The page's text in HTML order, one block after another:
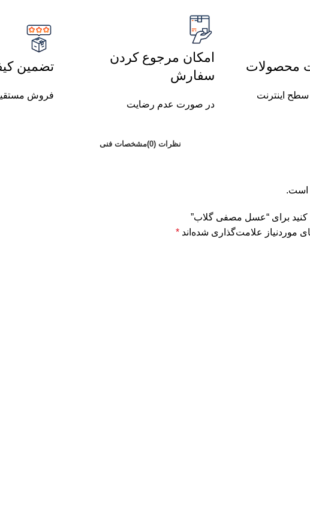
محصولات
اینترنت
امکان مرجوع کردن
سفارش
در صورت عدم رضایت
تضمین
فروش
نظرات (0) مشخصات فنی
است.
کنید برای “عسل مصفی گلاب”
موردنیاز علامت‌گذاری شده‌اند *